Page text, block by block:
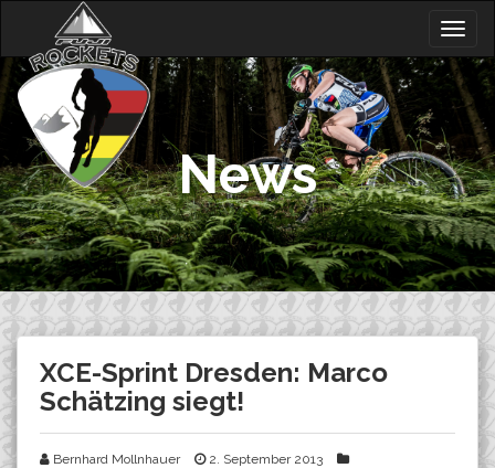
content
News
XCE-Sprint Dresden: Marco
Schätzing siegt!
Bernhard Mollnhauer
2. September 2013